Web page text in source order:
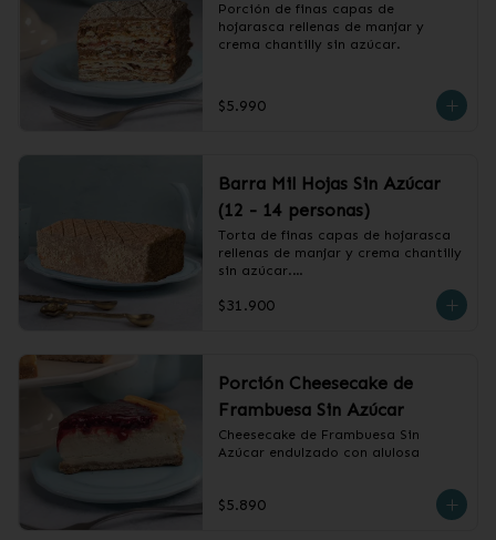
Porción de finas capas de
hojarasca rellenas de manjar y
crema chantilly sin azúcar.
$5.990
Barra Mil Hojas Sin Azúcar
(12 - 14 personas)
Torta de finas capas de hojarasca
rellenas de manjar y crema chantilly
sin azúcar.
❄️ Producto Congelado
$31.900
Porción Cheesecake de
Frambuesa Sin Azúcar
Cheesecake de Frambuesa Sin
Azúcar endulzado con alulosa
$5.890